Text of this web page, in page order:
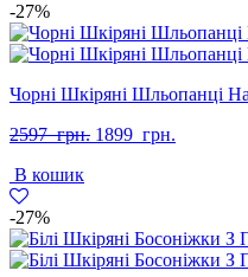
-27%
Чорні Шкіряні Шльопанці
2597 грн. Оригінальна
1899 грн.
В кошик
-27%